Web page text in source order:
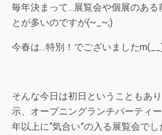
毎年決まって…展覧会や個展のある
とが多いのですが(~_~;)
今春は…特別！でございました
そんな今日は初日ということもあ
示、オープニングランチパーティ
年以上に“気合い”の入る展覧会でし